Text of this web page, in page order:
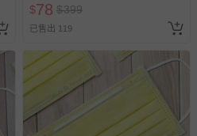
$78 $399
已售出 119